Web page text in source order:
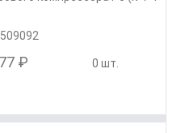
₽ 0 шт.